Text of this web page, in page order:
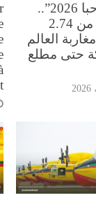
عملية “مرحبا 2026”..
دخول أكثر من 2.74
العالم
حتى مطلع